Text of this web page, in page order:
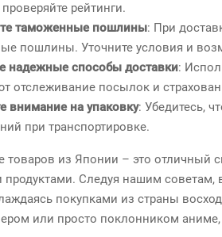
рейтинги.
таможенные пошлины: При
пошлины. Уточните условия и
надежные способы доставки:
отслеживание посылок и
внимание на упаковку: Убедитесь,
при транспортировке.
товаров из Японии – это
Следуя нашим советам,
покупками из страны
или просто поклонником